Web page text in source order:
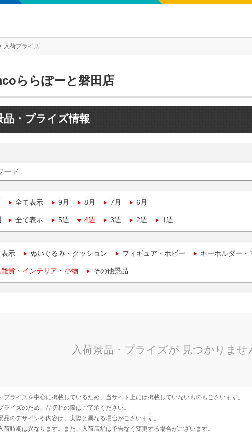
入荷プライズ
ららぽーと磐田店
品・プライズ情報
全て表示 9月 8月 7月 6月
全て表示 5週 4週 3週 2週 1週
表示 ぬいぐるみ・クッション フィギュア・ホビー キーホルダー・
貨・インテリア・小物 その他景品